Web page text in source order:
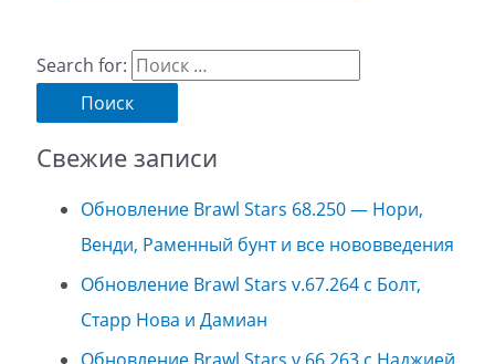
Search for:
Свежие записи
Обновление Brawl Stars 68.250 — Нори,
Венди, Раменный бунт и все нововведения
Обновление Brawl Stars v.67.264 с Болт,
Старр Нова и Дамиан